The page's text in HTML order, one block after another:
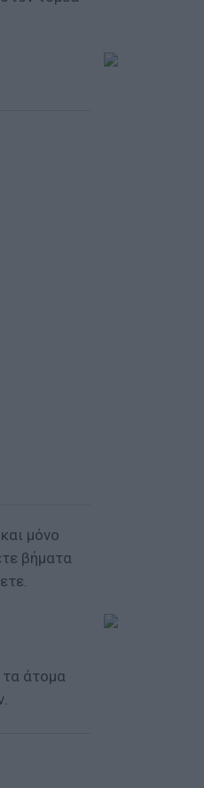
μόνο
βήματα
τα άτομα